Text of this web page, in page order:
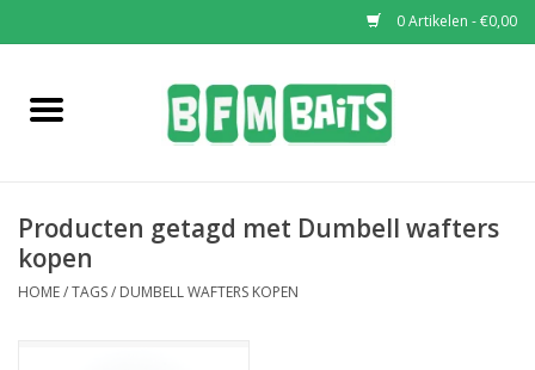
0 Artikelen - €0,00
Home
Pop-Ups
Producten getagd met Dumbell wafters
kopen
HOME/TAGS/ DUMBELL WAFTERS KOPEN